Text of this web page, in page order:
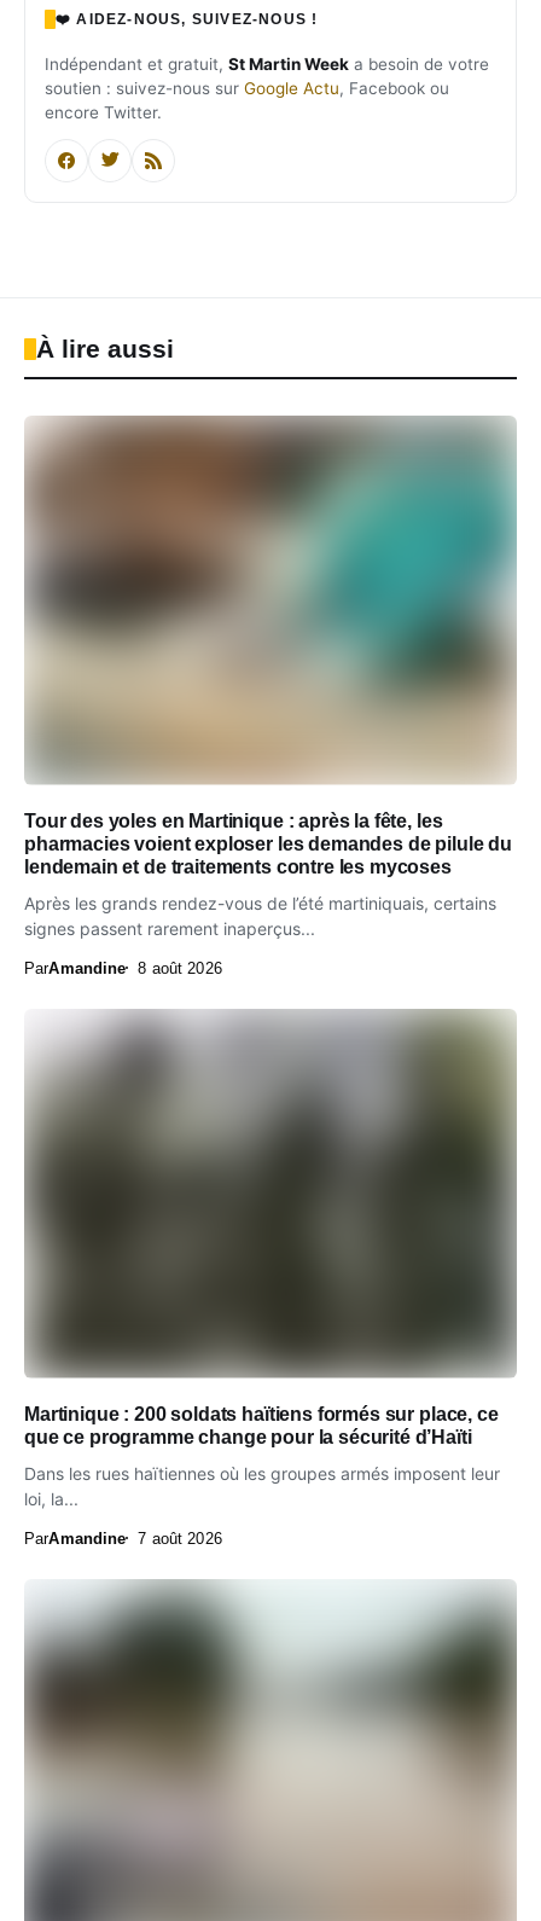
❤️ AIDEZ-NOUS, SUIVEZ-NOUS !
Indépendant et gratuit, St Martin Week a besoin de votre
soutien : suivez-nous sur Google Actu, Facebook ou
encore Twitter.
À lire aussi
Tour des yoles en Martinique : après la fête, les
pharmacies voient exploser les demandes de pilule du
lendemain et de traitements contre les mycoses
Après les grands rendez-vous de l’été martiniquais, certains
signes passent rarement inaperçus...
ParAmandine 8 août 2026
Martinique : 200 soldats haïtiens formés sur place, ce
que ce programme change pour la sécurité d’Haïti
Dans les rues haïtiennes où les groupes armés imposent leur
loi, la...
ParAmandine 7 août 2026